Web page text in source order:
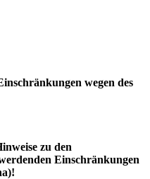
wegen des
zu den
Einschränkungen